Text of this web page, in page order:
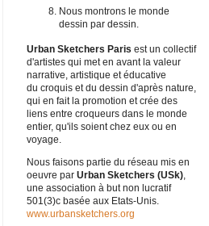
Nous montrons le monde
dessin par dessin.
Urban Sketchers Paris est un collectif
d'artistes qui met en avant la valeur
narrative, artistique et éducative
du croquis et du dessin d'après nature,
qui en fait la promotion et crée des
liens entre croqueurs dans le monde
entier, qu'ils soient chez eux ou en
voyage.
Nous faisons partie du réseau mis en
oeuvre par Urban Sketchers (USk)
une association à but non lucratif
501(3)c basée aux Etats-Unis.
www.urbansketchers.org